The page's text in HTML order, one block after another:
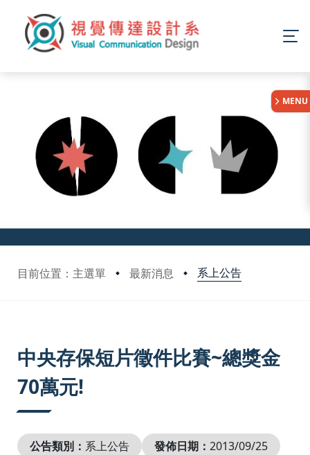
目前位置：主選單 最新消息 系上公告
MENU
中央存保短片徵件比賽~總獎金
70萬元!
公告類別： 系上公告 發佈日期： 2013/09/25